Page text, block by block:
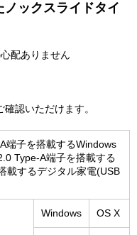
ックスライドタイ
配ありません
認いただけます。
端子を搭載するWindows
Type-A端子を搭載する
載するデジタル家電(USB
Windows OS X